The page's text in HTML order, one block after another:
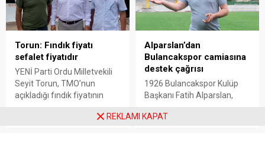
götürüldüğü iddiasını
gündeme getiren Sarı,
Giresun milletvekillerini açık
ve net bir cevap vermeye
çağırdı.
üreticiyi değil tekelleri
koruduğunu savundu.
Torun: Fındık fiyatı
sefalet fiyatıdır
YENİ Parti Ordu Milletvekili
Seyit Torun, TMO’nun
açıkladığı fındık fiyatının
karşılamadığını söyledi.
Alparslan’dan
Bulancakspor camiasına
destek çağrısı
1926 Bulancakspor Kulüp
Başkanı Fatih Alparslan,
tesisleşmeden kurumsal
07.08.2026
REKLAMI KAPAT